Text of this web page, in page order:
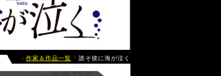
作家＆作品一覧 誰そ彼に海が泣く